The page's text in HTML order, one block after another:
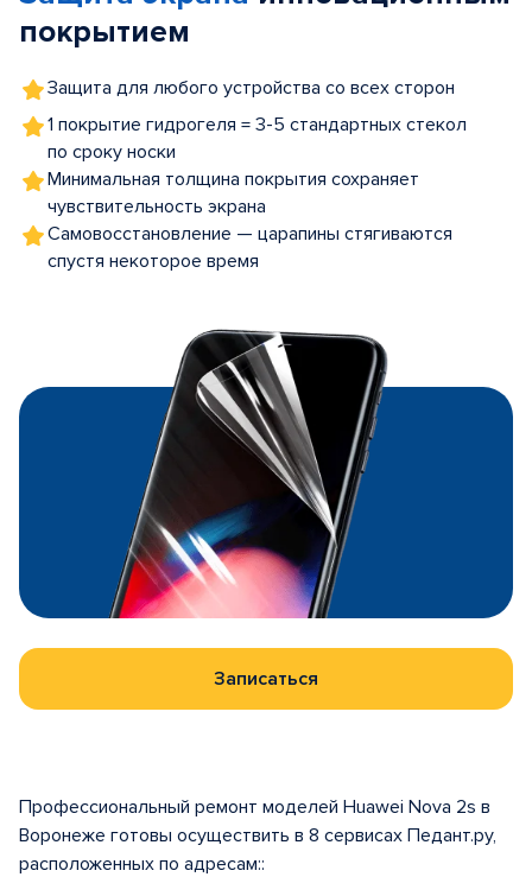
покрытием
Защита для любого устройства со всех сторон
1 покрытие гидрогеля = 3-5 стандартных стекол
по сроку носки
Минимальная толщина покрытия сохраняет
чувствительность экрана
Самовосстановление — царапины стягиваются
спустя некоторое время
Записаться
Профессиональный ремонт моделей Huawei Nova 2s в
Воронеже готовы осуществить в 8 сервисах Педант.ру,
расположенных по адресам::